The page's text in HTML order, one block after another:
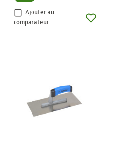
Ajouter au
comparateur